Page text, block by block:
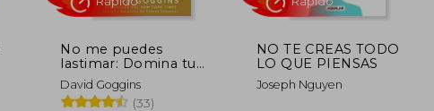
S/ 65,00
S/ 48,75
25%
dcto.
S/ 90,00
S/ 67,50
50%
No me puedes
lastimar: Domina tu
mente y desafía las
probabilidades
David Goggins
(33)
NO TE CREAS TODO
LO QUE PIENSAS
Joseph Nguyen